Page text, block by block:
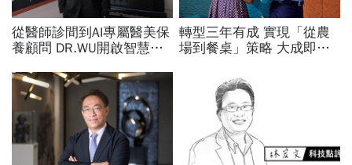
從醫師診間到AI專屬醫美保
養顧問 DR.WU開啟智慧養
轉型三年有成 實現「從農
場到餐桌」策略 大成即食